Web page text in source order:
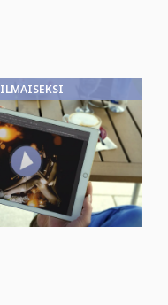
ILMAISEKSI